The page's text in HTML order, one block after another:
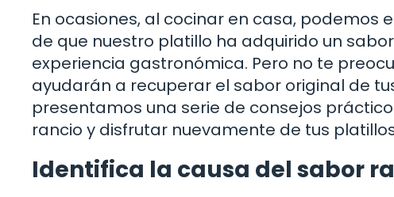
En ocasiones, al cocinar en casa,
de que nuestro platillo ha adquirido un
experiencia gastronómica. Pero no te
ayudarán a recuperar el sabor original de
presentamos una serie de consejos
rancio y disfrutar nuevamente de tus
Identifica la causa del sabor